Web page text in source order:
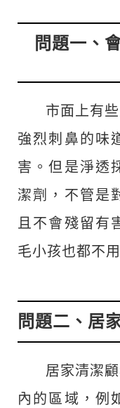
問題一、
市面上有
強烈刺鼻的味
害。但是淨透
潔劑，不管是
且不會殘留有
毛小孩也都不
問題二、居
居家清潔
內的區域，例